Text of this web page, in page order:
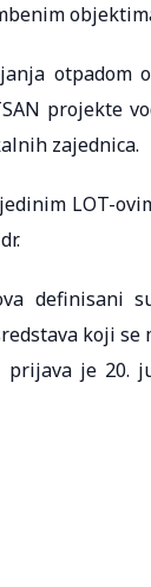
otpadom
projekte
zajednica.
LOT-
definisani
koji
prijava je 20.